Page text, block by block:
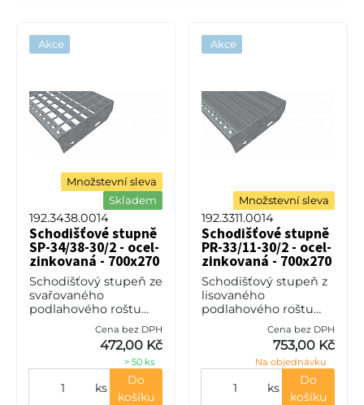
Akce
Skladem
Množstevní sleva
192.3438.0014
Schodišťové stupně
SP-34/38-30/2 - ocel-
zinkovaná - 700x270
Schodišťový stupeň ze
svařovaného
podlahového roštu
(SP), 34/38 - rozteče
nosných 34 mm /
rozpěrných 38 mm,
výška 30 mm, síla 2
Cena bez DPH
472,00 Kč
> 50 ks
ks
Do
košíku
Akce
Množstevní sleva
192.3311.0014
Schodišťové stupně
PR-33/11-30/2 - ocel-
zinkovaná - 700x270
Schodišťový stupeň z
lisovaného
podlahového roštu
(PR), 33/11 - rozteče
nosných 33 mm /
rozpěrných 11 mm,
výška 30 mm, síla 2
(ST37.2
Cena bez DPH
753,00 Kč
Na objednávku
ks
Do
košíku